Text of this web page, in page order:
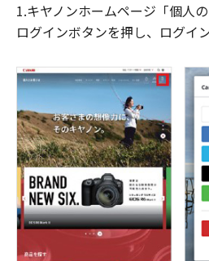
1.キヤノンホームページ「個人
ログインボタンを押し、ログイ